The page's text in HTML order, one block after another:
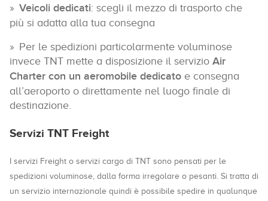
Veicoli dedicati: scegli il mezzo di trasporto che
più si adatta alla tua consegna
Per le spedizioni particolarmente voluminose
invece TNT mette a disposizione il servizio Air
Charter con un aeromobile dedicato e consegna
all’aeroporto o direttamente nel luogo finale di
destinazione.
Servizi TNT Freight
I servizi Freight o servizi cargo di TNT sono pensati per le
spedizioni voluminose, dalla forma irregolare o pesanti. Si tratta di
un servizio internazionale quindi è possibile spedire in qualunque